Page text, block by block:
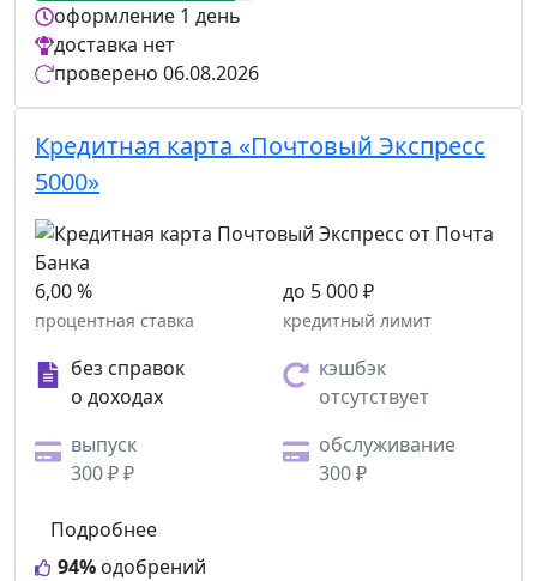
оформление 1 день
доставка нет
проверено 06.08.2026
Кредитная карта «Почтовый Экспресс
5000»
6,00 %
процентная ставка
до 5 000 ₽
кредитный лимит
без справок
о доходах
кэшбэк
отсутствует
выпуск
300 ₽ ₽
обслуживание
300 ₽
94% одобрений
Подробнее